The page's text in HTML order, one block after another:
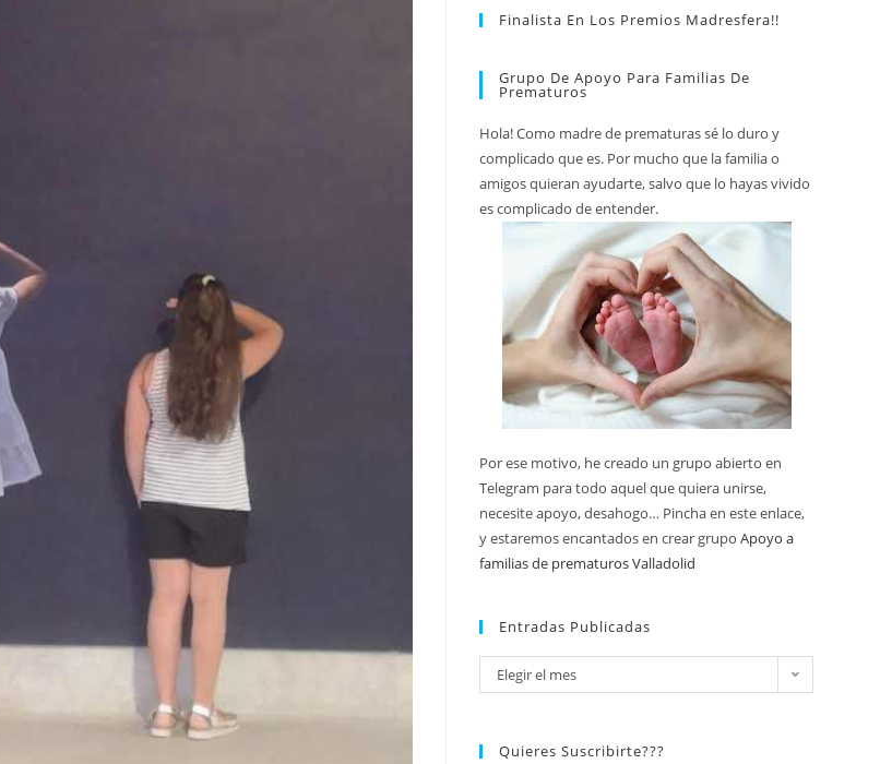
Finalista En Los Premios Madresfera!!
Grupo De Apoyo Para Familias De
Prematuros
Hola! Como madre de prematuras sé lo duro y
complicado que es. Por mucho que la familia o
amigos quieran ayudarte, salvo que lo hayas vivido
es complicado de entender.
Por ese motivo, he creado un grupo abierto en
Telegram para todo aquel que quiera unirse,
necesite apoyo, desahogo… Pincha en este enlace,
y estaremos encantados en crear grupo Apoyo a
familias de prematuros Valladolid
Entradas Publicadas
Elegir el mes
Quieres Suscribirte???